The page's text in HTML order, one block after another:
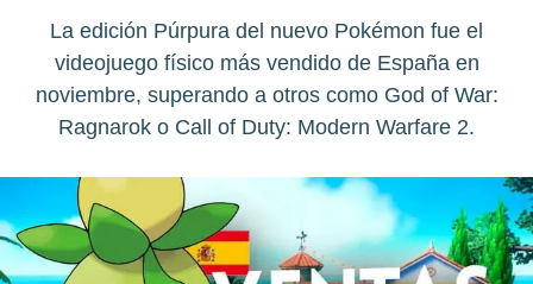
La edición Púrpura del nuevo Pokémon fue el
videojuego físico más vendido de España en
noviembre, superando a otros como God of War:
Ragnarok o Call of Duty: Modern Warfare 2.